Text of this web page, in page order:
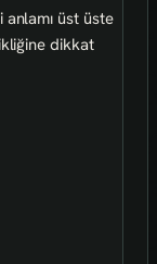
üst üste
dikkat